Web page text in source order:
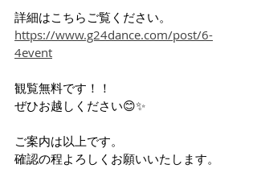
詳細はこちらご覧ください。
https://www.g24dance.com/post/6-
4event
観覧無料です！！
ぜひお越しください😊✨
ご案内は以上です。
確認の程よろしくお願いいたします。